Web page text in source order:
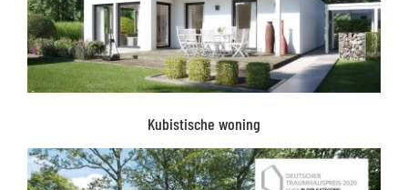
Kubistische woning